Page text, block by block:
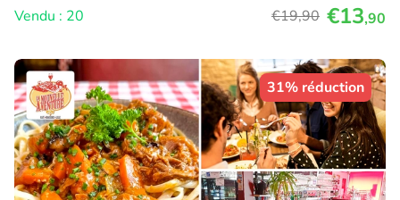
Vendu : 20
€19,90 €13,90
31% réduction